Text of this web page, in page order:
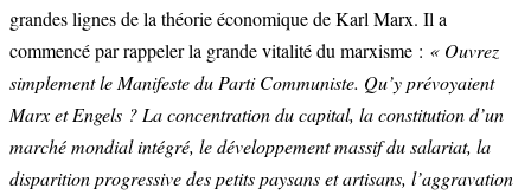
grandes lignes de la théorie économique de Karl Marx. Il a
commencé par rappeler la grande vitalité du marxisme : « Ouvrez
simplement le Manifeste du Parti Communiste. Qu’y prévoyaient
Marx et Engels ? La concentration du capital, la constitution d’un
marché mondial intégré, le développement massif du salariat, la
disparition progressive des petits paysans et artisans, l’aggravation